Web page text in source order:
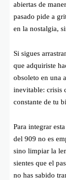
abiertas de
pasado pide a
en la nostalgia,
Si sigues
que adquiriste
obsoleto en una
inevitable: crisis
constante de tu
Para integrar
del 909 no es
sino limpiar la
sientes que el
no has sabido